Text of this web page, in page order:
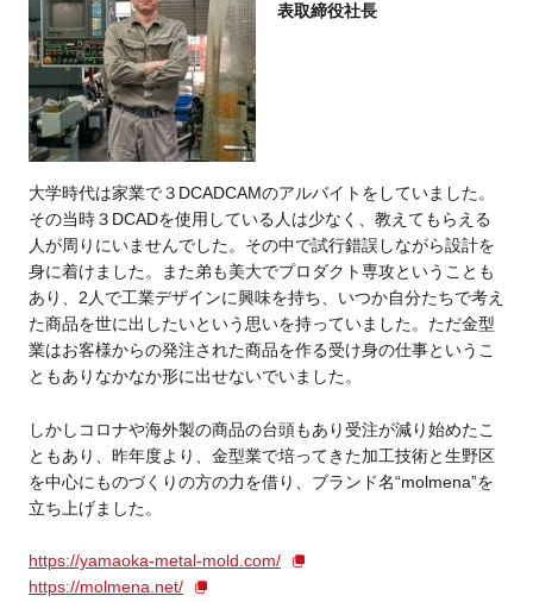
表取締役社長
大学時代は家業で３DCADCAMのアルバイトをしていました。
その当時３DCADを使用している人は少なく、教えてもらえる
人が周りにいませんでした。その中で試行錯誤しながら設計を
身に着けました。また弟も美大でプロダクト専攻ということも
あり、2人で工業デザインに興味を持ち、いつか自分たちで考え
た商品を世に出したいという思いを持っていました。ただ金型
業はお客様からの発注された商品を作る受け身の仕事というこ
ともありなかなか形に出せないでいました。
しかしコロナや海外製の商品の台頭もあり受注が減り始めたこ
ともあり、昨年度より、金型業で培ってきた加工技術と生野区
を中心にものづくりの方の力を借り、ブランド名“molmena”を
立ち上げました。
https://yamaoka-metal-mold.com/
https://molmena.net/